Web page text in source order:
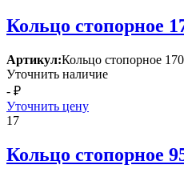
Кольцо стопорное
Артикул:Кольцо стопорное
Уточнить наличие
- ₽
Уточнить цену
17
Кольцо стопорное